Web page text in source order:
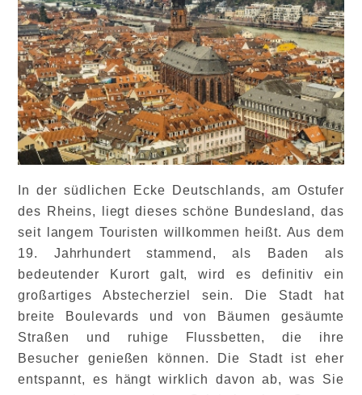
In der südlichen Ecke Deutschlands, am Ostufer
des Rheins, liegt dieses schöne Bundesland, das
seit langem Touristen willkommen heißt. Aus dem
19. Jahrhundert stammend, als Baden als
bedeutender Kurort galt, wird es definitiv ein
großartiges Abstecherziel sein. Die Stadt hat
breite Boulevards und von Bäumen gesäumte
Straßen und ruhige Flussbetten, die ihre
Besucher genießen können. Die Stadt ist eher
entspannt, es hängt wirklich davon ab, was Sie